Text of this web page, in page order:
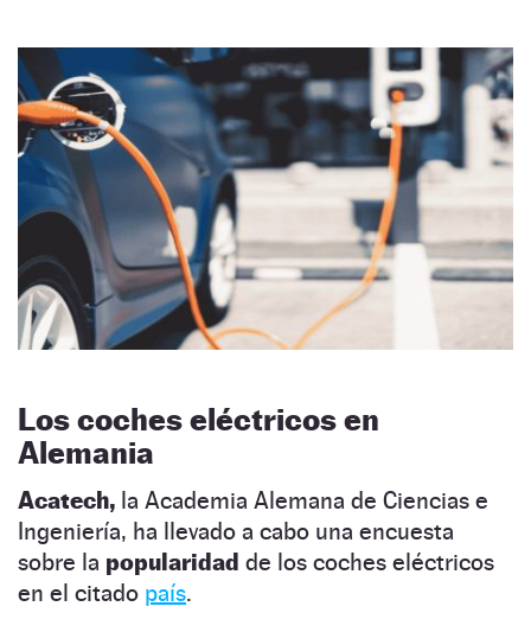
Los coches eléctricos en
Alemania
Acatech, la Academia Alemana de Ciencias e
Ingeniería, ha llevado a cabo una encuesta
sobre la popularidad de los coches eléctricos
en el citado país.